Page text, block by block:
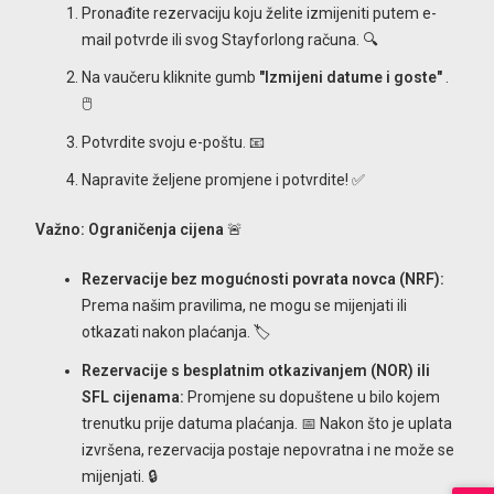
Pronađite rezervaciju koju želite izmijeniti putem e-
mail potvrde ili svog Stayforlong računa. 🔍
Na vaučeru kliknite gumb "Izmijeni datume i goste"
🖱️
Potvrdite svoju e-poštu. 📧
Napravite željene promjene i potvrdite! ✅
Važno: Ograničenja cijena 🚨
Rezervacije bez mogućnosti povrata novca (NRF):
Prema našim pravilima, ne mogu se mijenjati ili
otkazati nakon plaćanja. 🏷️
Rezervacije s besplatnim otkazivanjem (NOR) ili
SFL cijenama: Promjene su dopuštene u bilo kojem
trenutku prije datuma plaćanja. 📅 Nakon što je uplata
izvršena, rezervacija postaje nepovratna i ne može se
mijenjati. 🔒